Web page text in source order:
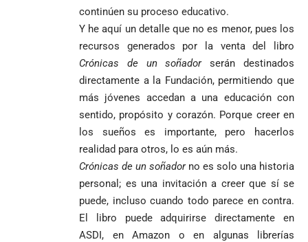
continúen su proceso educativo.
Y he aquí un detalle que no es menor, pues los
recursos generados por la venta del libro
Crónicas de un soñadorserán destinados
directamente a la Fundación, permitiendo que
más jóvenes accedan a una educación con
sentido, propósito y corazón. Porque creer en
los sueños es importante, pero hacerlos
realidad para otros, lo es aún más.
Crónicas de un soñadorno es solo una historia
personal; es una invitación a creer que sí se
puede, incluso cuando todo parece en contra.
El libro puede adquirirse directamente en
ASDI, en Amazon o en algunas librerías